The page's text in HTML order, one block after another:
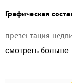
Графическая
презентация
смотреть больше